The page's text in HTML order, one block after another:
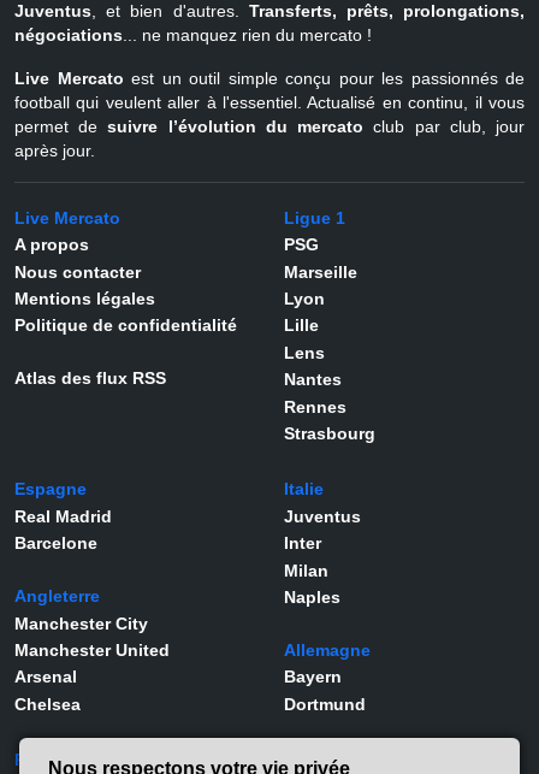
Juventus, et bien d'autres. Transferts, prêts, prolongations,
négociations... ne manquez rien du mercato !
Live Mercato est un outil simple conçu pour les passionnés de
football qui veulent aller à l'essentiel. Actualisé en continu, il vous
permet desuivre l’évolution du mercato club par club, jour
après jour.
Live Mercato
A propos
Nous contacter
Mentions légales
Politique de confidentialité
Atlas des flux RSS
Ligue 1
PSG
Marseille
Lyon
Lille
Lens
Nantes
Rennes
Strasbourg
Espagne
Real Madrid
Barcelone
Angleterre
Manchester City
Manchester United
Arsenal
Chelsea
Italie
Juventus
Inter
Milan
Naples
Allemagne
Bayern
Dortmund
Portugal Joueurs
Nous respectons votre vie privée